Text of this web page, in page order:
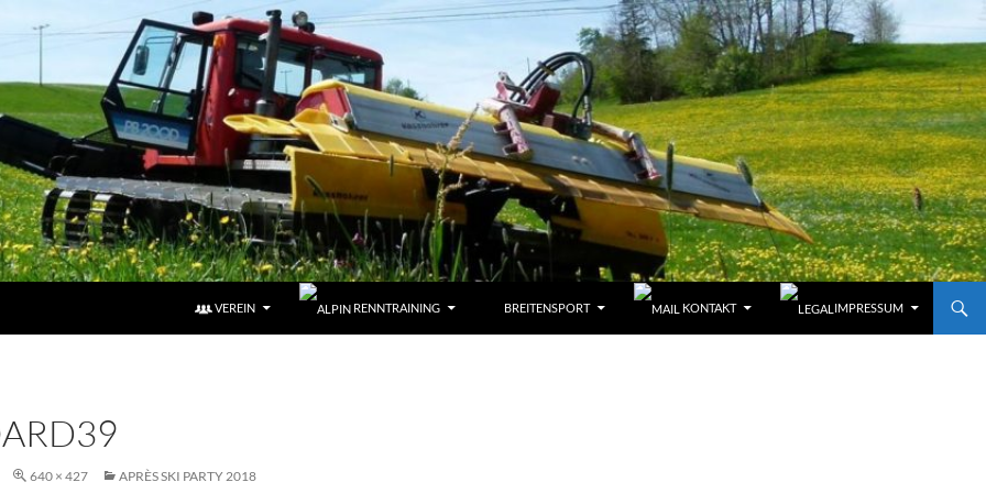
VEREIN RENNTRAINING BREITENSPORT KONTAKT IMPRESSUM
640 × 427 APRÈS SKI PARTY 2018